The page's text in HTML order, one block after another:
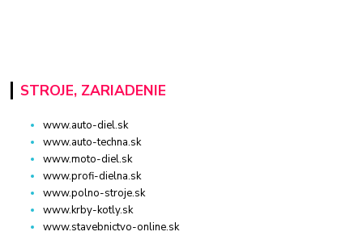
STROJE, ZARIADENIE
www.auto-diel.sk
www.auto-techna.sk
www.moto-diel.sk
www.profi-dielna.sk
www.polno-stroje.sk
www.krby-kotly.sk
www.stavebnictvo-online.sk